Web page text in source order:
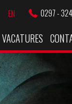
EN 0297 -
VACATURES